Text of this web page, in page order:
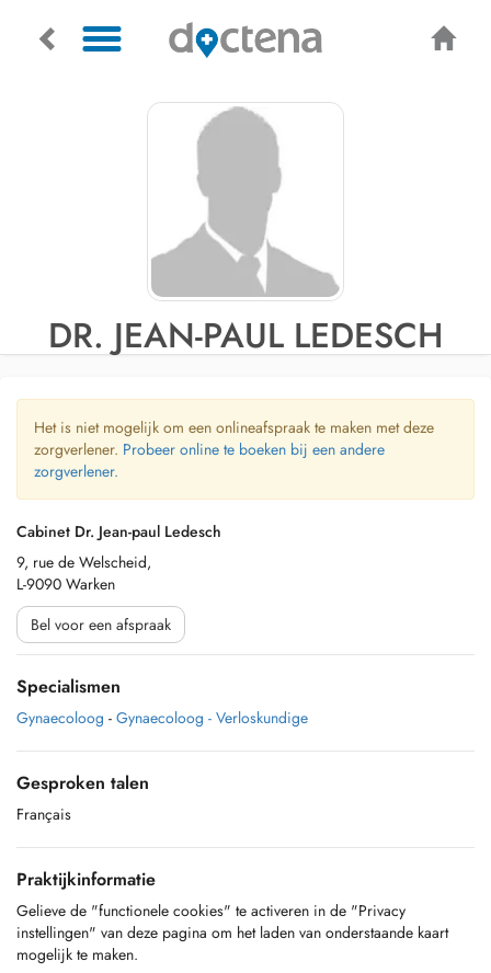
DR. JEAN-PAUL LEDESCH
Het is niet mogelijk om een onlineafspraak te maken met deze
zorgverlener. Probeer online te boeken bij een andere
zorgverlener.
Cabinet Dr. Jean-paul Ledesch
9, rue de Welscheid,
L-9090 Warken
Bel voor een afspraak
Specialismen
Gynaecoloog - Gynaecoloog - Verloskundige
Gesproken talen
Français
Praktijkinformatie
Gelieve de "functionele cookies" te activeren in de "Privacy
instellingen" van deze pagina om het laden van onderstaande kaart
mogelijk te maken.